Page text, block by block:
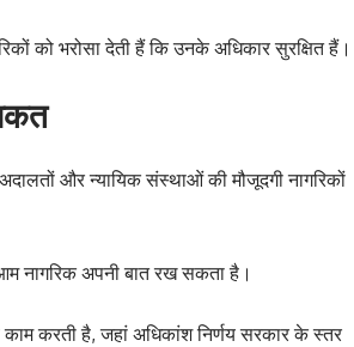
को भरोसा देती हैं कि उनके अधिकार सुरक्षित हैं।
और न्यायिक संस्थाओं की मौजूदगी नागरिकों
नागरिक अपनी बात रख सकता है।
करती है, जहां अधिकांश निर्णय सरकार के स्तर